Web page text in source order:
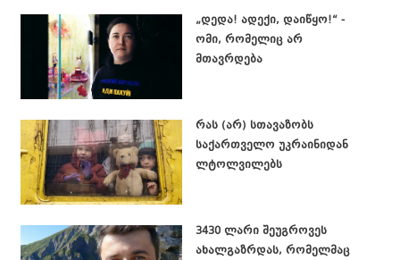
„დედა! ადექი, დაიწყო!“ -
ომი, რომელიც არ
მთავრდება
რას (არ) სთავაზობს
საქართველო უკრაინიდან
ლტოლვილებს
3430 ლარი შეუგროვეს
ახალგაზრდას, რომელმაც